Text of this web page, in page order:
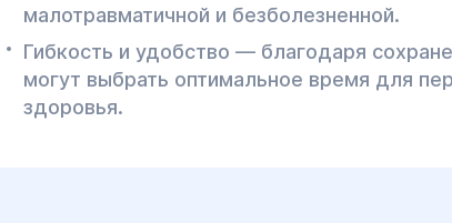
малотравматичной и безболезненной.
Гибкость и удобство — благодаря
могут выбрать оптимальное время для
здоровья.